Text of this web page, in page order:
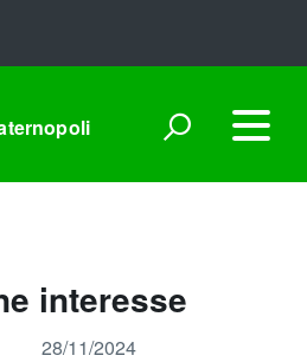
interesse
28/11/2024